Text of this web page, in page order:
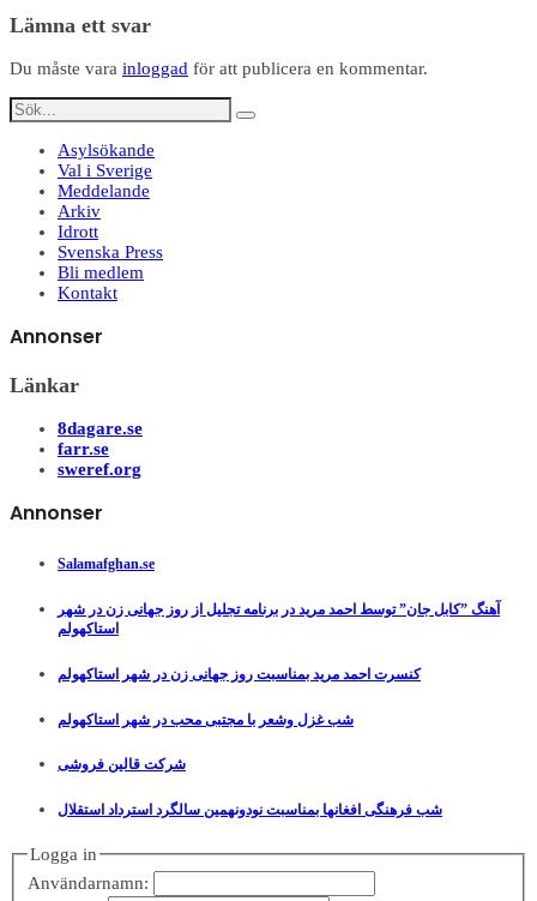
Lämna ett svar
Du måste vara inloggad för att publicera en kommentar.
Asylsökande
Val i Sverige
Meddelande
Arkiv
Idrott
Svenska Press
Bli medlem
Kontakt
Annonser
Länkar
8dagare.se
farr.se
sweref.org
Annonser
Salamafghan.se
آهنگ ”کابل جان” توسط احمد مرید در برنامه تجلیل از روز جهانی زن در شهر
استاکهولم
کنسرت احمد مرید بمناسبت روز جهانی زن در شهر استاکهولم
شب غزل وشعر با مجتبی محب در شهر استاکهولم
شرکت قالین فروشی
شب فرهنگی افغانها بمناسبت نودونهمین سالگرد استرداد استقلال
Logga in
Användarnamn: